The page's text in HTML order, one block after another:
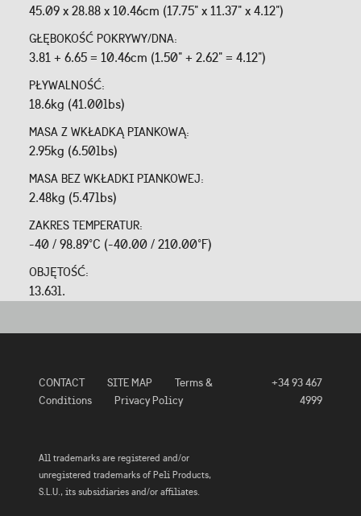
45.09 x 28.88 x 10.46cm (17.75" x 11.37" x 4.12")
GŁĘBOKOŚĆ POKRYWY/DNA:
3.81 + 6.65 = 10.46cm (1.50" + 2.62" = 4.12")
PŁYWALNOŚĆ:
18.6kg (41.00lbs)
MASA Z WKŁADKĄ PIANKOWĄ:
2.95kg (6.50lbs)
MASA BEZ WKŁADKI PIANKOWEJ:
2.48kg (5.47lbs)
ZAKRES TEMPERATUR:
-40 / 98.89°C (-40.00 / 210.00°F)
OBJĘTOŚĆ:
13.63l.
CONTACT SITE MAP
Terms &
Conditions
Privacy Policy
+34 93 467
4999
All trademarks are registered and/or
unregistered trademarks of Peli Products,
S.L.U., its subsidiaries and/or affiliates.